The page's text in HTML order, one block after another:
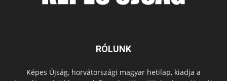
RÓLUNK
Képes Újság, horvátországi magyar hetilap, kiadja a